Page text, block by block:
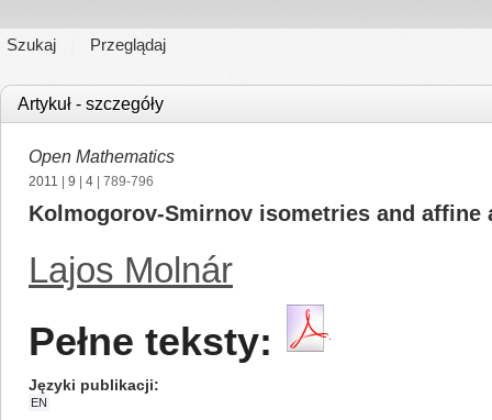
Szukaj Przeglądaj
Artykuł - szczegóły
Open Mathematics
2011 9 4 | 789-796
Kolmogorov-Smirnov isometries and
Lajos Molnár
Pełne teksty:
Języki publikacji
EN